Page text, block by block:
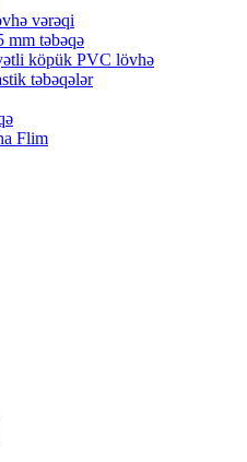
vərəqi
mm təbəqə
köpük PVC lövhə
təbəqələr
Flim